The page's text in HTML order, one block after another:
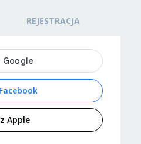
REJESTRACJA
Apple